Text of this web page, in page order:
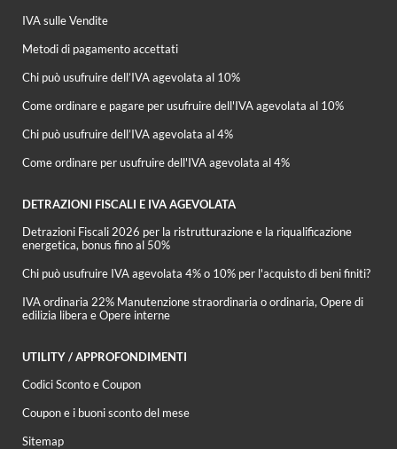
IVA sulle Vendite
Metodi di pagamento accettati
Chi può usufruire dell’IVA agevolata al 10%
Come ordinare e pagare per usufruire dell'IVA agevolata al 10%
Chi può usufruire dell’IVA agevolata al 4%
Come ordinare per usufruire dell'IVA agevolata al 4%
DETRAZIONI FISCALI E IVA AGEVOLATA
Detrazioni Fiscali 2026 per la ristrutturazione e la riqualificazione
energetica, bonus fino al 50%
Chi può usufruire IVA agevolata 4% o 10% per l'acquisto di beni finiti?
IVA ordinaria 22% Manutenzione straordinaria o ordinaria, Opere di
edilizia libera e Opere interne
UTILITY / APPROFONDIMENTI
Codici Sconto e Coupon
Coupon e i buoni sconto del mese
Sitemap